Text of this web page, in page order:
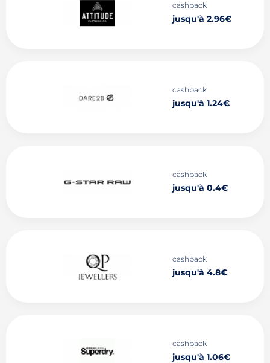
cashback
jusqu'à 2.96€
cashback
jusqu'à 1.24€
cashback
jusqu'à 0.4€
cashback
jusqu'à 4.8€
cashback
jusqu'à 1.06€